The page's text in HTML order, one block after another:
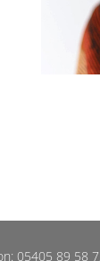
05405 89 58